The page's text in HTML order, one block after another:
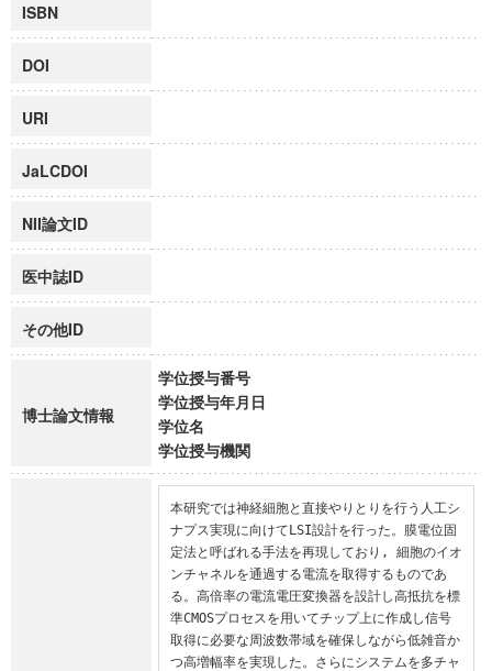
ISBN
DOI
URI
JaLCDOI
NII論文ID
医中誌ID
その他ID
博士論文情報
学位授与番号
学位授与年月日
学位名
学位授与機関
本研究では神経細胞と直接やりとりを行う人工シ
ナプス実現に向けてLSI設計を行った。膜電位固
定法と呼ばれる手法を再現しており, 細胞のイオ
ンチャネルを通過する電流を取得するものであ
る。高倍率の電流電圧変換器を設計し高抵抗を標
準CMOSプロセスを用いてチップ上に作成し信号
取得に必要な周波数帯域を確保しながら低雑音か
つ高増幅率を実現した。さらにシステムを多チャ